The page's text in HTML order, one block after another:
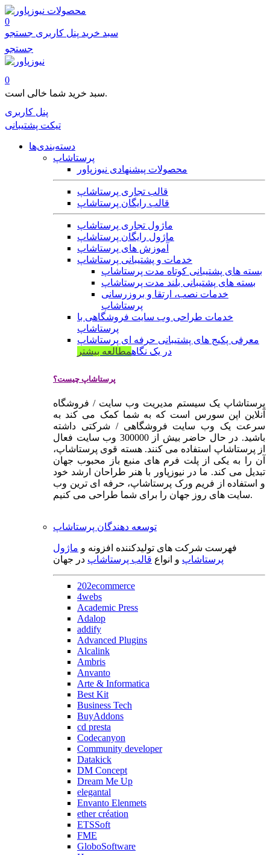
محصولات
0
سبد خرید پنل کاربری جستجو
جستجو
0
سبد خرید شما خالی است.
پنل کاربری
تیکت پشتیبانی
دسته‌بندی‌ها
پرستاشاپ
محصولات پیشنهادی نیوزپاور
قالب تجاری پرستاشاپ
قالب رایگان پرستاشاپ
ماژول تجاری پرستاشاپ
ماژول رایگان پرستاشاپ
آموزش های پرستاشاپ
خدمات و پشتیبانی پرستاشاپ
بسته های پشتیبانی کوتاه مدت پرستاشاپ
بسته های پشتیبانی بلند مدت پرستاشاپ
خدمات نصب، ارتقا و بروزرسانی
پرستاشاپ
خدمات طراحی وب سایت فروشگاهی با
پرستاشاپ
معرفی پکیج های پشتیبانی حرفه ای پرستاشاپ
در یک نگاهمطالعه بیشتر
پرستاشاپ چیست؟
پرستاشاپ یک سیستم مدیریت وب سایت / فروشگاه
آنلاین اپن سورس است که به شما کمک می کند به
سرعت یک وب سایت فروشگاهی / شرکتی داشته
باشید. در حال حاضر بیش از 300000 وب سایت فعال
از پرستاشاپ استفاده می کنند. هسته قوی پرستاشاپ،
آن را به یکی از پلت فرم های منبع باز محبوب جهان
تبدیل می کند. ما در نیوزپاور با هنر طراحان ارشد خود
و استفاده از فریم ورک پرستاشاپ، حرفه ای ترین وب
سایت های روز جهان را برای شما طراحی می کنیم.
توسعه دهندگان پرستاشاپ
فهرست شرکت های تولیدکننده افزونه و ماژول
پرستاشاپ و انواع قالب پرستاشاپ در جهان
202ecommerce
4webs
Academic Press
Adalop
addify
Advanced Plugins
Alcalink
Ambris
Anvanto
Arte & Informatica
Best Kit
Business Tech
BuyAddons
cd presta
Codecanyon
Community developer
Datakick
DM Concept
Dream Me Up
elegantal
Envanto Elenmets
ether création
ETSSoft
FME
GloboSoftware